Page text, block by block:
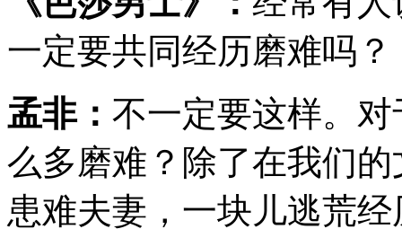
一定要共同经历磨难吗？
孟非： 不一定要这样。
么多磨难？除了在我们
患难夫妻，一块儿逃荒